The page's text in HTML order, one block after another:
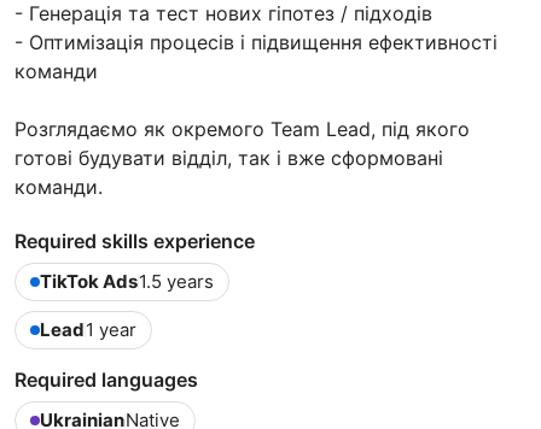
- Генерація та тест нових гіпотез / підходів
- Оптимізація процесів і підвищення ефективності
команди
Розглядаємо як окремого Team Lead, під якого
готові будувати відділ, так і вже сформовані
команди.
Required skills experience
TikTok Ads1.5 years
Lead1 year
Required languages
UkrainianNative